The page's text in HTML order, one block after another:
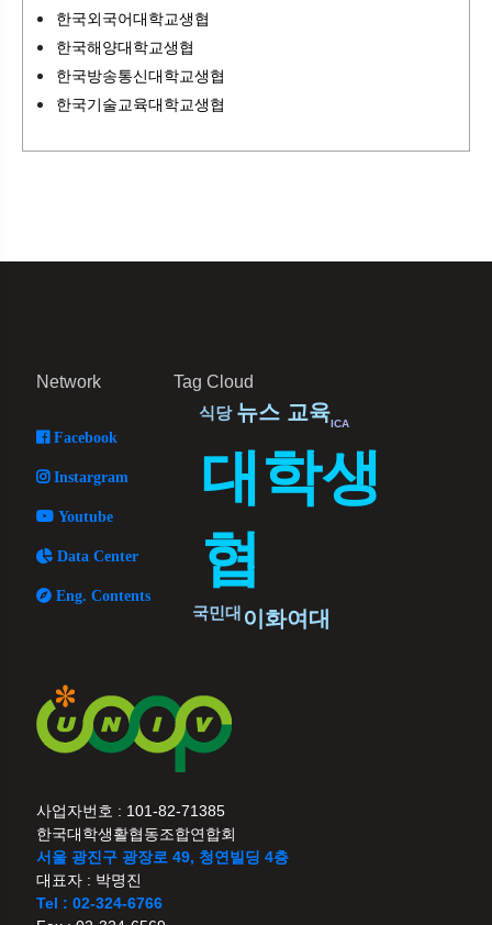
한국외국어대학교생협
한국해양대학교생협
한국방송통신대학교생협
한국기술교육대학교생협
Network
Facebook
Instargram
Youtube
Data Center
Eng. Contents
Tag Cloud
대학생
협
교육
이화여대
뉴스
식당
국민대
ICA
사업자번호 : 101-82-71385
한국대학생활협동조합연합회
서울 광진구 광장로 49, 청연빌딩 4층
대표자 : 박명진
Tel : 02-324-6766